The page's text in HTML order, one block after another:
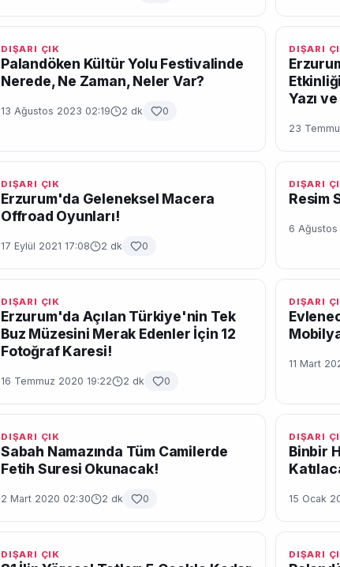
DIŞARI ÇIK
Palandöken Kültür Yolu Festivalinde
Nerede, Ne Zaman, Neler Var?
13 Ağustos 2023 02:19 2 dk 0
DIŞARI
Yazı
23
DIŞARI ÇIK
Erzurum'da Geleneksel Macera
Offroad Oyunları!
17 Eylül 2021 17:08 2 dk 0
DIŞARI
Resim
6 Ağustos
DIŞARI ÇIK
Erzurum'da Açılan Türkiye'nin Tek
Buz Müzesini Merak Edenler İçin 12
Fotoğraf Karesi!
16 Temmuz 2020 19:22 2 dk 0
DIŞARI
11 Mart
DIŞARI ÇIK
Sabah Namazında Tüm Camilerde
Fetih Suresi Okunacak!
2 Mart 2020 02:30 2 dk 0
DIŞARI
Binbir
15 Ocak
DIŞARI ÇIK DIŞARI